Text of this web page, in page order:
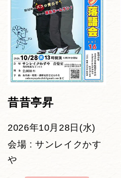
昔昔亭昇
2026年10月28日(水)
会場 : サンレイクかす
や